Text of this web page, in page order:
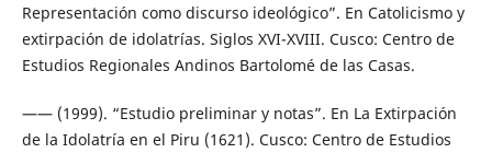
Representación como discurso ideológico”. En Catolicismo y
extirpación de idolatrías. Siglos XVI-XVIII. Cusco: Centro de
Estudios Regionales Andinos Bartolomé de las Casas.
—— (1999). “Estudio preliminar y notas”. En La Extirpación
de la Idolatría en el Piru (1621). Cusco: Centro de Estudios